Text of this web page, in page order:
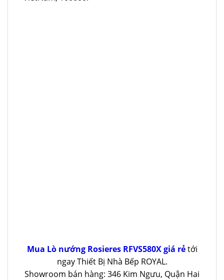
Mua Lò nướng Rosieres RFVS580X giá rẻtới
ngay Thiết Bị Nhà Bếp ROYAL.
Showroom bán hàng: 346 Kim Ngưu, Quận Hai